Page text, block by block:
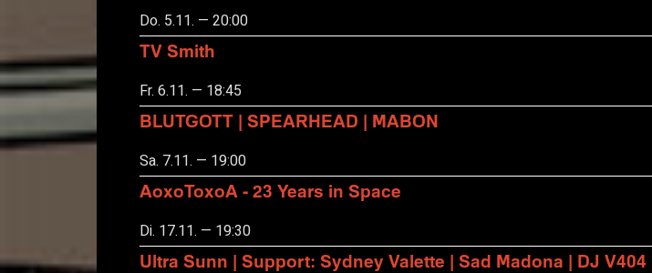
Do. 5.11. — 20:00
TV Smith
Fr. 6.11. — 18:45
BLUTGOTT | SPEARHEAD | MABON
Sa. 7.11. — 19:00
AoxoToxoA - 23 Years in Space
Di. 17.11. — 19:30
Ultra Sunn | Support: Sydney Valette | Sad Madona | DJ V404